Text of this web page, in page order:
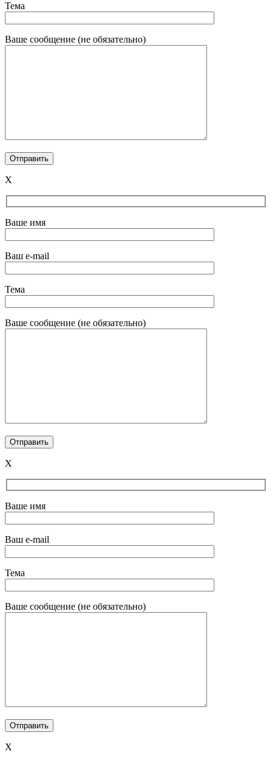
Тема
Ваше сообщение (не обязательно)
X
Ваше имя
Ваш e-mail
Тема
Ваше сообщение (не обязательно)
X
Ваше имя
Ваш e-mail
Тема
Ваше сообщение (не обязательно)
X